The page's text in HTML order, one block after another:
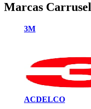
Marcas Carrusel
3M
ACDELCO